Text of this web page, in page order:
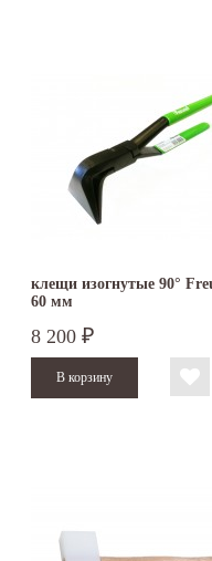
клещи изогнутые 90°
60 мм
8 200 ₽